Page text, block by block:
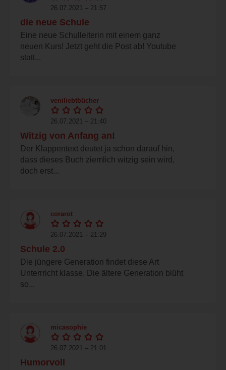
26.07.2021 – 21:57
die neue Schule
Eine neue Schulleiterin mit einem ganz
neuen Kurs! Jetzt geht die Post ab! Youtube
statt...
veniliebtbücher
26.07.2021 – 21:40
Witzig von Anfang an!
Der Klappentext deutet ja schon darauf hin,
dass dieses Buch ziemlich witzig sein wird,
doch erst...
corarot
26.07.2021 – 21:29
Schule 2.0
Die jüngere Generation findet diese Art
Unterrricht klasse. Die ältere Generation blüht
so...
micasophie
26.07.2021 – 21:01
Humorvoll